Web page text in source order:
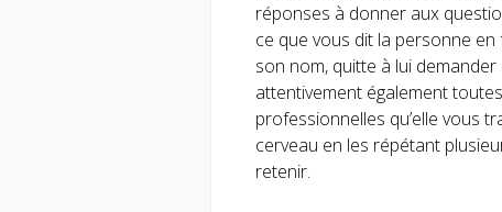
réponses à donner aux
ce que vous dit la personne
son nom, quitte à lui
attentivement également
professionnelles qu’elle vous
cerveau en les répétant
retenir.